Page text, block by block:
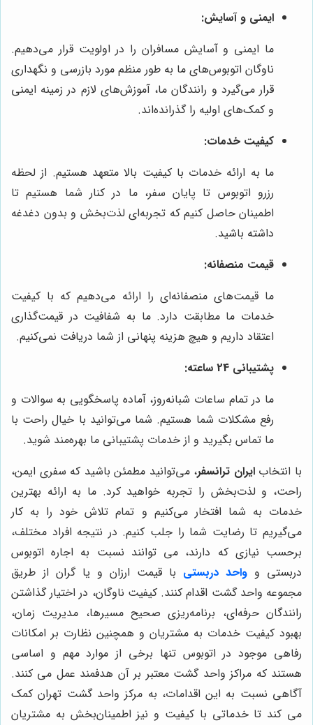
ایمنی و آسایش:
ما ایمنی و آسایش مسافران را در اولویت قرار می‌دهیم.
ناوگان اتوبوس‌های ما به طور منظم مورد بازرسی و نگهداری
قرار می‌گیرد و رانندگان ما، آموزش‌های لازم در زمینه ایمنی
و کمک‌های اولیه را گذرانده‌اند.
کیفیت خدمات:
ما به ارائه خدمات با کیفیت بالا متعهد هستیم. از لحظه
رزرو اتوبوس تا پایان سفر، ما در کنار شما هستیم تا
اطمینان حاصل کنیم که تجربه‌ای لذت‌بخش و بدون دغدغه
داشته باشید.
قیمت منصفانه:
ما قیمت‌های منصفانه‌ای را ارائه می‌دهیم که با کیفیت
خدمات ما مطابقت دارد. ما به شفافیت در قیمت‌گذاری
اعتقاد داریم و هیچ هزینه پنهانی از شما دریافت نمی‌کنیم.
پشتیبانی 24 ساعته:
ما در تمام ساعات شبانه‌روز، آماده پاسخگویی به سوالات و
رفع مشکلات شما هستیم. شما می‌توانید با خیال راحت با
ما تماس بگیرید و از خدمات پشتیبانی ما بهره‌مند شوید.
با انتخابایران ترانسفر، می‌توانید مطمئن باشید که سفری ایمن،
راحت، و لذت‌بخش را تجربه خواهید کرد. ما به ارائه بهترین
خدمات به شما افتخار می‌کنیم و تمام تلاش خود را به کار
می‌گیریم تا رضایت شما را جلب کنیم. در نتیجه افراد مختلف،
برحسب نیازی که دارند، می توانند نسبت به اجاره اتوبوس
دربستی و واحد دربستی با قیمت ارزان و یا گران از طریق
مجموعه واحد گشت اقدام کنند. کیفیت ناوگان، در اختیار گذاشتن
رانندگان حرفه‌ای، برنامه‌ریزی صحیح مسیرها، مدیریت زمان،
بهبود کیفیت خدمات به مشتریان و همچنین نظارت بر امکانات
رفاهی موجود در اتوبوس تنها برخی از موارد مهم و اساسی
هستند که مراکز واحد گشت معتبر بر آن هدفمند عمل می کنند.
آگاهی نسبت به این اقدامات، به مرکز واحد گشت تهران کمک
می کند تا خدماتی با کیفیت و نیز اطمینان‌بخش به مشتریان